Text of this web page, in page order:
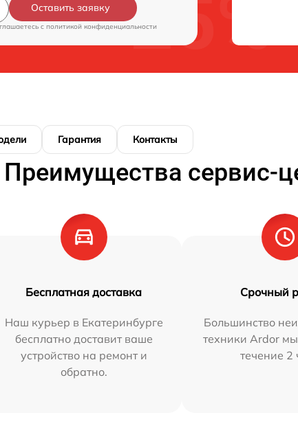
Оставить заявку
c политикой конфиденциальности
Гарантия Контакты
Преимущества сервис-
Бесплатная доставка
Наш курьер в Екатеринбурге
бесплатно доставит ваше
устройство на ремонт и
обратно.
Срочный
Большинство
техники Ardor
течение 2